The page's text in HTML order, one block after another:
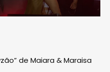
de Maiara & Maraisa